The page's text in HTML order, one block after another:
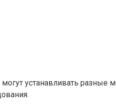
могут устанавливать